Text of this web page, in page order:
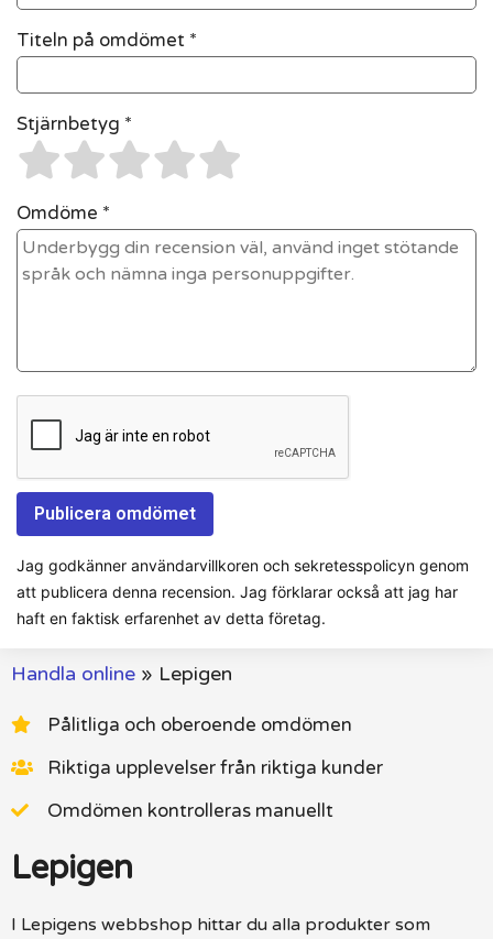
Titeln på omdömet *
Stjärnbetyg *
Omdöme *
Jag godkänner användarvillkoren och sekretesspolicyn genom
att publicera denna recension. Jag förklarar också att jag har
haft en faktisk erfarenhet av detta företag.
Handla online » Lepigen
Pålitliga och oberoende omdömen
Riktiga upplevelser från riktiga kunder
Omdömen kontrolleras manuellt
Lepigen
I Lepigens webbshop hittar du alla produkter som